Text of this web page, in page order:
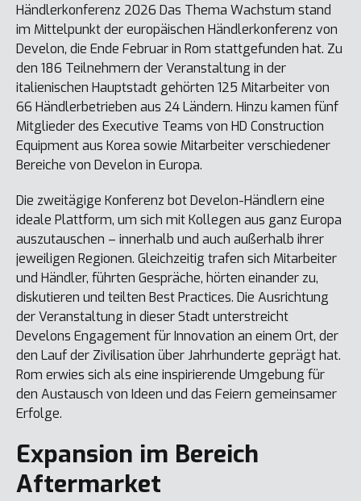
Händlerkonferenz 2026 Das Thema Wachstum stand
im Mittelpunkt der europäischen Händlerkonferenz von
Develon, die Ende Februar in Rom stattgefunden hat. Zu
den 186 Teilnehmern der Veranstaltung in der
italienischen Hauptstadt gehörten 125 Mitarbeiter von
66 Händlerbetrieben aus 24 Ländern. Hinzu kamen fünf
Mitglieder des Executive Teams von HD Construction
Equipment aus Korea sowie Mitarbeiter verschiedener
Bereiche von Develon in Europa.
Die zweitägige Konferenz bot Develon-Händlern eine
ideale Plattform, um sich mit Kollegen aus ganz Europa
auszutauschen – innerhalb und auch außerhalb ihrer
jeweiligen Regionen. Gleichzeitig trafen sich Mitarbeiter
und Händler, führten Gespräche, hörten einander zu,
diskutieren und teilten Best Practices. Die Ausrichtung
der Veranstaltung in dieser Stadt unterstreicht
Develons Engagement für Innovation an einem Ort, der
den Lauf der Zivilisation über Jahrhunderte geprägt hat.
Rom erwies sich als eine inspirierende Umgebung für
den Austausch von Ideen und das Feiern gemeinsamer
Erfolge.
Expansion im Bereich
Aftermarket